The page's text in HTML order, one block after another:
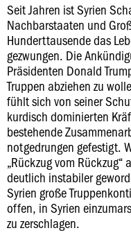
Seit Jahren ist Syrien
Nachbarstaaten und
Hunderttausende das
gezwungen. Die
Präsidenten Donald
Truppen abziehen zu
fühlt sich von seiner
kurdisch dominierten
bestehende
notgedrungen gefestigt.
„Rückzug vom
deutlich instabiler
Syrien große
offen, in Syrien
zu zerschlagen.